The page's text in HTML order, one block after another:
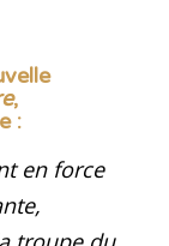
,
:
en force